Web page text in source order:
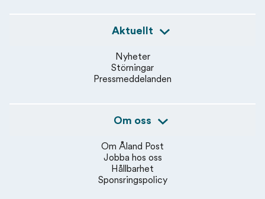
Aktuellt
Nyheter
Störningar
Pressmeddelanden
Om oss
Om Åland Post
Jobba hos oss
Hållbarhet
Sponsringspolicy